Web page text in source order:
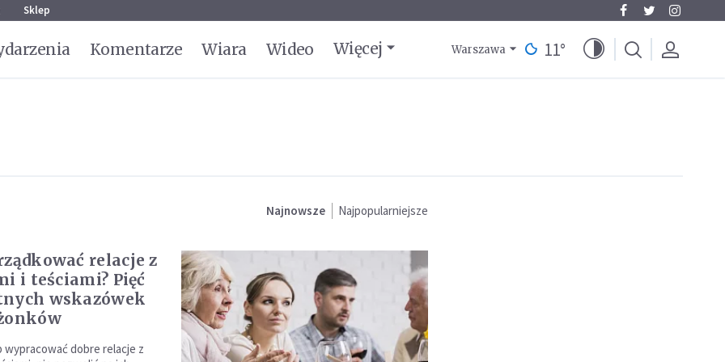
Sklep
Komentarze Wiara Wideo Więcej Warszawa 11°
Najnowsze Najpopularniejsze
relacje z
i teściami? Pięć
wskazówek
wypracować dobre relacje z